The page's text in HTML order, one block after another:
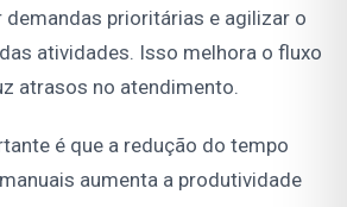
prioritárias e agilizar o
atividades. Isso melhora o fluxo
atrasos no atendimento.
é que a redução do tempo
aumenta a produtividade